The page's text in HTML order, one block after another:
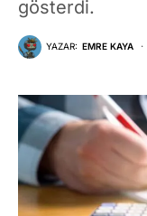
gösterdi.
YAZAR: EMRE KAYA